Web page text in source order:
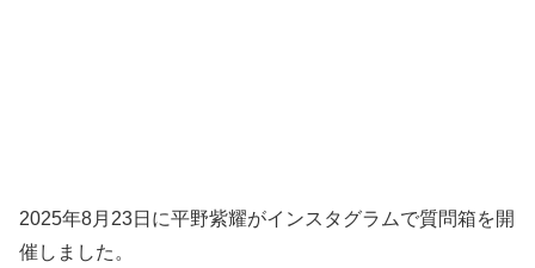
2025年8月23日に平野紫耀がインスタグラムで質問箱を開
催しました。